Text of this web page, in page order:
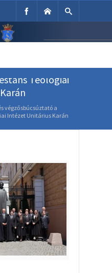
Teológiai
végzősbúcsúztató a
Intézet Unitárius Karán